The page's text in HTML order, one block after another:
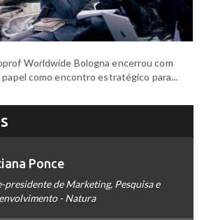
Worldwide Bologna encerrou com
como encontro estratégico para...
Ponce
presidente de Marketing, Pesquisa e
- Natura